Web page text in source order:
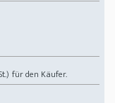
für den Käufer.